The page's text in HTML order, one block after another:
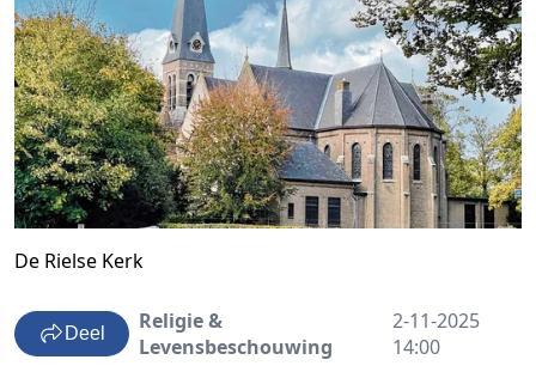
De Rielse Kerk
Deel
Religie &
Levensbeschouwing
2-11-2025
14:00